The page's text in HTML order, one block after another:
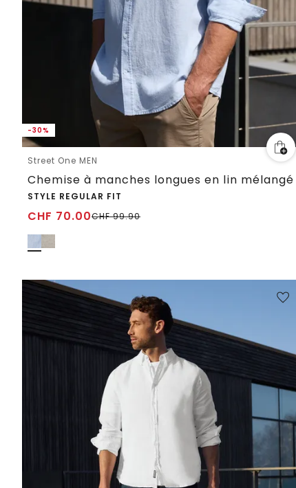
-30%
Street One MEN
Chemise à manches longues en lin mélangé
STYLE REGULAR FIT
CHF 70.00CHF99.90